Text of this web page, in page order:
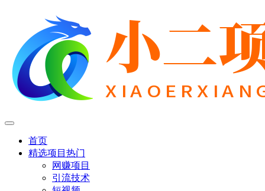
首页
精选项目 热门
网赚项目
引流技术